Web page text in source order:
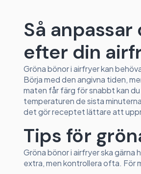
Så
efter din
Gröna bönor i airfryer kan
Börja med den angivna tiden,
maten får färg för snabbt kan
temperaturen de sista
det gör receptet lättare att
Tips för
Gröna bönor i airfryer ska gärna
extra, men kontrollera ofta. För